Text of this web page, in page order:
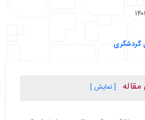
گردشگری
[ نمایش ]